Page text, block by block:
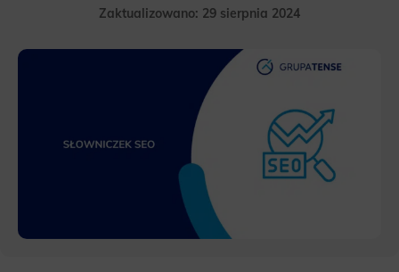
Zaktualizowano: 29 sierpnia 2024